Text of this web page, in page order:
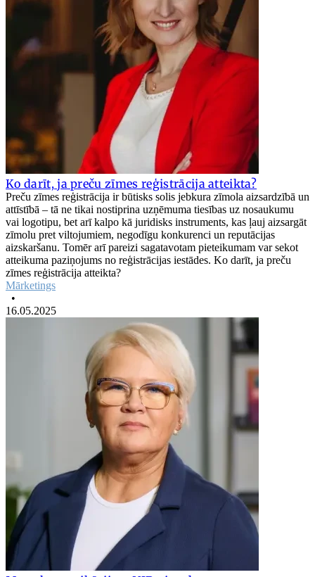
Ko darīt, ja preču zīmes reģistrācija atteikta?
Preču zīmes reģistrācija ir būtisks solis jebkura zīmola aizsardzībā un
attīstībā – tā ne tikai nostiprina uzņēmuma tiesības uz nosaukumu
vai logotipu, bet arī kalpo kā juridisks instruments, kas ļauj aizsargāt
zīmolu pret viltojumiem, negodīgu konkurenci un reputācijas
aizskaršanu. Tomēr arī pareizi sagatavotam pieteikumam var sekot
atteikuma paziņojums no reģistrācijas iestādes. Ko darīt, ja preču
zīmes reģistrācija atteikta?
Mārketings
•
16.05.2025